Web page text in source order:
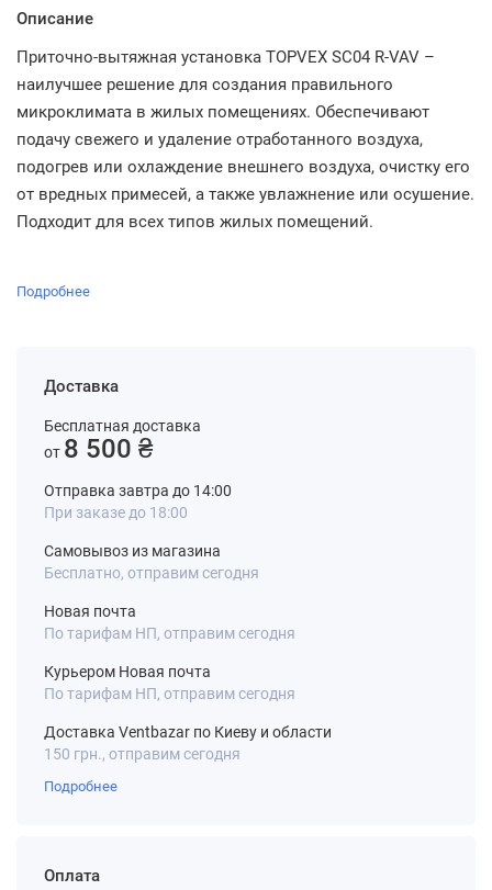
Описание
Приточно-вытяжная установка TOPVEX SC04 R-VAV –
наилучшее решение для создания правильного
микроклимата в жилых помещениях. Обеспечивают
подачу свежего и удаление отработанного воздуха,
подогрев или охлаждение внешнего воздуха, очистку его
от вредных примесей, а также увлажнение или осушение.
Подходит для всех типов жилых помещений.
Подробнее
Доставка
Бесплатная доставка
от 8 500 ₴
Отправка завтра до 14:00
При заказе до 18:00
Самовывоз из магазина
Бесплатно, отправим сегодня
Новая почта
По тарифам НП, отправим сегодня
Курьером Новая почта
По тарифам НП, отправим сегодня
Доставка Ventbazar по Киеву и области
150 грн., отправим сегодня
Подробнее
Оплата